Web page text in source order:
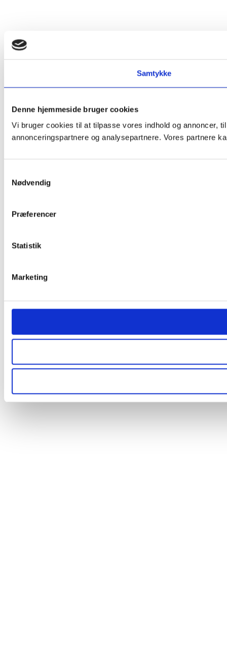
Samtykke
Denne hjemmeside bruger cookies
Vi bruger cookies til at tilpasse vores indhold og annoncer,
annonceringspartnere og analysepartnere. Vores partnere
Nødvendig
Præferencer
Statistik
Marketing